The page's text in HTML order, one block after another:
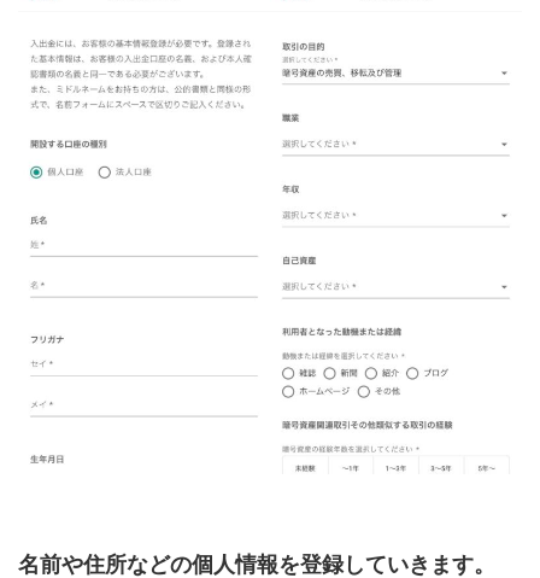
名前や住所などの個人情報を登録していきます。